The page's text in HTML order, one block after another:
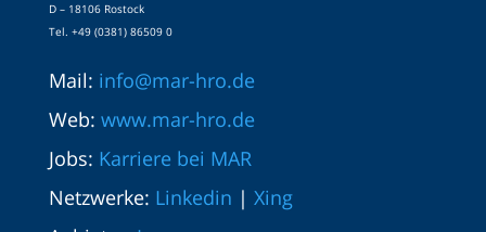
D – 18106 Rostock
Tel. +49 (0381) 86509 0
Mail: info@mar-hro.de
Web: www.mar-hro.de
Jobs: Karriere bei MAR
Netzwerke: Linkedin | Xing